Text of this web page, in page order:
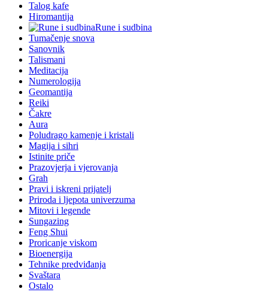
Talog kafe
Hiromantija
Rune i sudbina
Tumačenje snova
Sanovnik
Talismani
Meditacija
Numerologija
Geomantija
Reiki
Čakre
Aura
Poludrago kamenje i kristali
Magija i sihri
Istinite priče
Prazovjerja i vjerovanja
Grah
Pravi i iskreni prijatelj
Priroda i ljepota univerzuma
Mitovi i legende
Sungazing
Feng Shui
Proricanje viskom
Bioenergija
Tehnike predviđanja
Svaštara
Ostalo